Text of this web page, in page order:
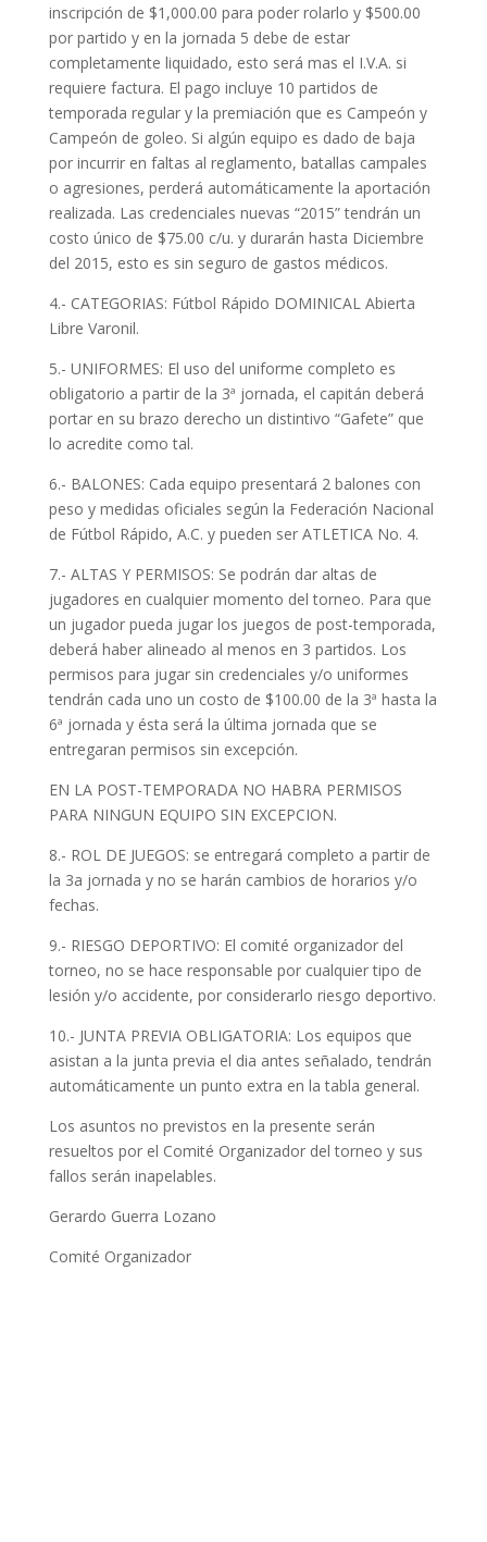
inscripción de $1,000.00 para poder rolarlo y $500.00
por partido y en la jornada 5 debe de estar
completamente liquidado, esto será mas el I.V.A. si
requiere factura. El pago incluye 10 partidos de
temporada regular y la premiación que es Campeón y
Campeón de goleo. Si algún equipo es dado de baja
por incurrir en faltas al reglamento, batallas campales
o agresiones, perderá automáticamente la aportación
realizada. Las credenciales nuevas “2015” tendrán un
costo único de $75.00 c/u. y durarán hasta Diciembre
del 2015, esto es sin seguro de gastos médicos.
4.- CATEGORIAS: Fútbol Rápido DOMINICAL Abierta
Libre Varonil.
5.- UNIFORMES: El uso del uniforme completo es
obligatorio a partir de la 3ª jornada, el capitán deberá
portar en su brazo derecho un distintivo “Gafete” que
lo acredite como tal.
6.- BALONES: Cada equipo presentará 2 balones con
peso y medidas oficiales según la Federación Nacional
de Fútbol Rápido, A.C. y pueden ser ATLETICA No. 4.
7.- ALTAS Y PERMISOS: Se podrán dar altas de
jugadores en cualquier momento del torneo. Para que
un jugador pueda jugar los juegos de post-temporada,
deberá haber alineado al menos en 3 partidos. Los
permisos para jugar sin credenciales y/o uniformes
tendrán cada uno un costo de $100.00 de la 3ª hasta la
6ª jornada y ésta será la última jornada que se
entregaran permisos sin excepción.
EN LA POST-TEMPORADA NO HABRA PERMISOS
PARA NINGUN EQUIPO SIN EXCEPCION.
8.- ROL DE JUEGOS: se entregará completo a partir de
la 3a jornada y no se harán cambios de horarios y/o
fechas.
9.- RIESGO DEPORTIVO: El comité organizador del
torneo, no se hace responsable por cualquier tipo de
lesión y/o accidente, por considerarlo riesgo deportivo.
10.- JUNTA PREVIA OBLIGATORIA: Los equipos que
asistan a la junta previa el dia antes señalado, tendrán
automáticamente un punto extra en la tabla general.
Los asuntos no previstos en la presente serán
resueltos por el Comité Organizador del torneo y sus
fallos serán inapelables.
Gerardo Guerra Lozano
Comité Organizador